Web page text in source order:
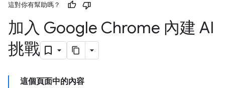
這對你有幫助嗎？
加入 Google Chrome 內建 AI
挑戰
這個頁面中的內容